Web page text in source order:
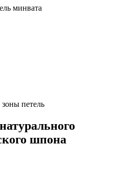
минвата
петель
шпона